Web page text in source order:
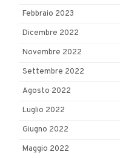
Febbraio 2023
Dicembre 2022
Novembre 2022
Settembre 2022
Agosto 2022
Luglio 2022
Giugno 2022
Maggio 2022